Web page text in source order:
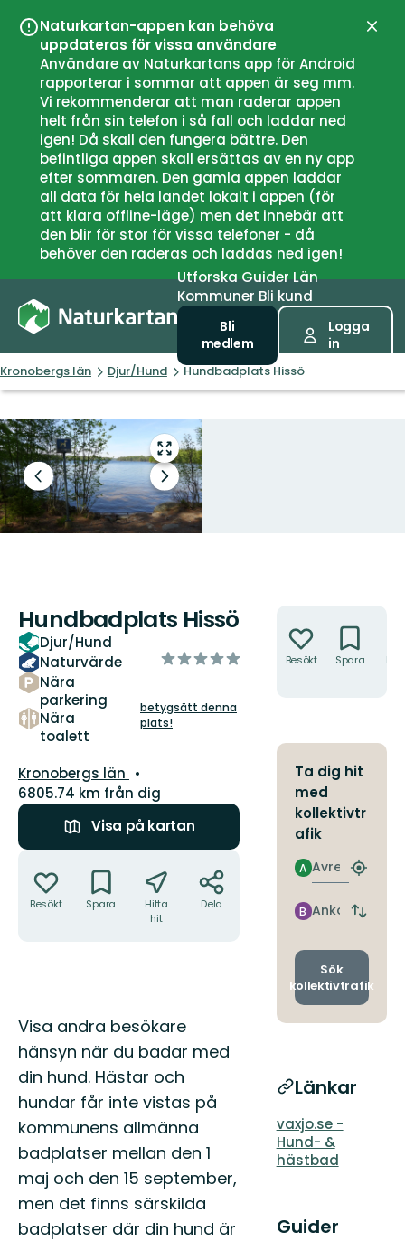
Naturkartan-appen kan behöva
uppdateras för vissa användare
Användare av Naturkartans app för Android
rapporterar i sommar att appen är seg mm.
Vi rekommenderar att man raderar appen
helt från sin telefon i så fall och laddar ned
igen! Då skall den fungera bättre. Den
befintliga appen skall ersättas av en ny app
efter sommaren. Den gamla appen laddar
all data för hela landet lokalt i appen (för
att klara offline-läge) men det innebär att
den blir för stor för vissa telefoner - då
behöver den raderas och laddas ned igen!
UtforskaGuiderLän
Kommuner Bli kund
Bli
medlem
Logga
in
Kronobergs län Djur/Hund Hundbadplats Hissö
Gå
till
helskärmsläge
Föregående
bild
Nästa
bildspel
Hundbadplats Hissö
Djur/Hund
Naturvärde
Nära
parkering
Nära
toalett
av
betygsätt denna
plats!
Län:
Kronobergs län
6805.74 km från dig
Visa på kartan
Besökt Spara
Hitta
hit
Dela
Beskrivning
Visa andra besökare
hänsyn när du badar med
din hund. Hästar och
hundar får inte vistas på
kommunens allmänna
badplatser mellan den 1
maj och den 15 september,
men det finns särskilda
badplatser där din hund är
Besökt Spara
Ta dig hit
med
kollektivtr
afik
Avresa
A
Hitta
Ankomst
B
Byt
och
Sök
kollektivtrafik
Länkar
vaxjo.se -
Hund- &
hästbad
Guider